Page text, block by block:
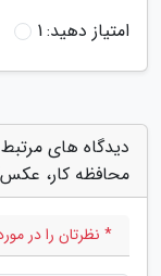
امتیاز دهید:1
محافظه کار،
* نظرتان را در